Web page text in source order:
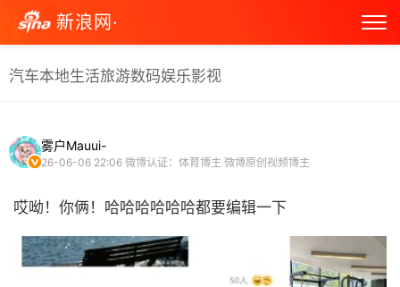
新浪网·
汽车本地生活旅游数码娱乐影视
雾户Mauui-
26-06-06 22:06 微博认证：体育博主 微博原创视频博主
哎呦！你俩！哈哈哈哈哈哈都要编辑一下 ​